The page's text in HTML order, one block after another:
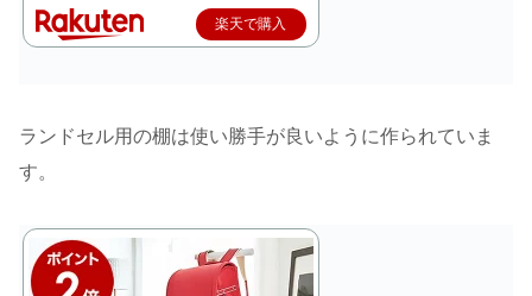
楽天で購入
ランドセル用の棚は使い勝手が良いように作られていま
す。